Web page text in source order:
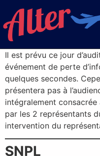
Il est prévu ce jour
événement de perte
quelques secondes.
présentera pas à
intégralement
par les 2 représentants
intervention du
SNPL